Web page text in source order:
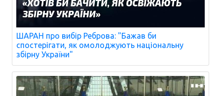
ШАРАН про вибір Реброва: "Бажав би
спостерігати, як омолоджують національну
збірну України"